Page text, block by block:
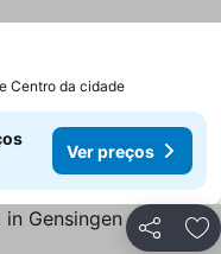
Centro da cidade
Ver preços
Partilhar